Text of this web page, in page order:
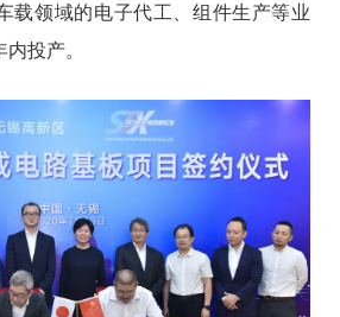
载领域的电子代工、组件生产等业
投产。